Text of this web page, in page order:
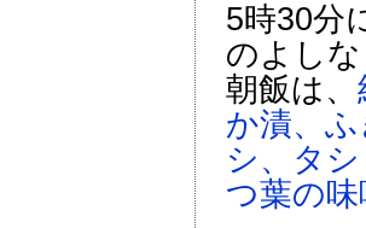
5時30分
のよし
朝飯は、
か漬、
シ、タ
つ葉の味